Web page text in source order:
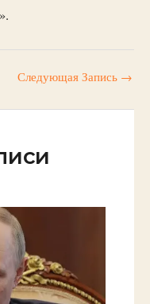
Следующая Запись →